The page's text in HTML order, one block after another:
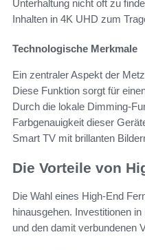
Unterhaltung nicht oft zu
Inhalten in 4K UHD zum
Technologische Merkmale
Ein zentraler Aspekt der
Diese Funktion sorgt für
Durch die lokale Dimming-
Farbgenauigkeit dieser
Smart TV mit brillanten
Die Vorteile von
Die Wahl eines High-End
hinausgehen. Investitionen
und den damit verbundenen